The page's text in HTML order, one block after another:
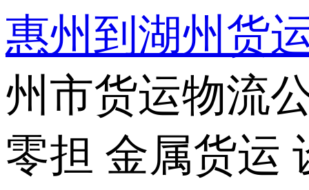
惠州到湖州货
州市货运物流
零担 金属货运